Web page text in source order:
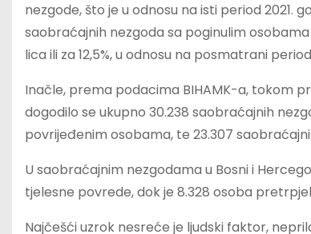
nezgode, što je u odnosu na isti period 2021.
saobraćajnih nezgoda sa poginulim
lica ili za 12,5%, u odnosu na posmatrani
Inačle, prema podacima BIHAMK-a, tokom
dogodilo se ukupno 30.238 saobraćajnih
povrijeđenim osobama, te 23.307
U saobraćajnim nezgodama u Bosni i
tjelesne povrede, dok je 8.328 osoba
Najčešći uzrok nesreće je ljudski faktor,